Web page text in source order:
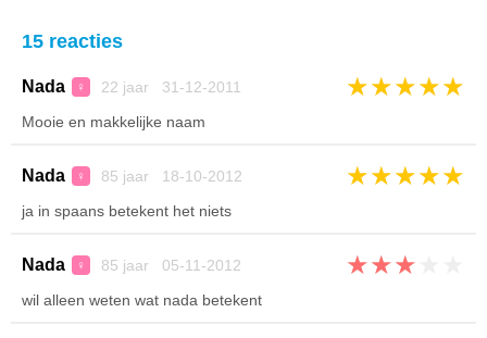
15 reacties
Nada ♀ 22 jaar 31-12-2011 ★★★★★
Mooie en makkelijke naam
Nada ♀ 85 jaar 18-10-2012 ★★★★★
ja in spaans betekent het niets
Nada ♀ 85 jaar 05-11-2012 ★★★
wil alleen weten wat nada betekent